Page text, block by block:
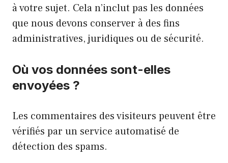
à votre sujet. Cela n’inclut pas les données
que nous devons conserver à des fins
administratives, juridiques ou de sécurité.
Où vos données sont-elles
envoyées ?
Les commentaires des visiteurs peuvent être
vérifiés par un service automatisé de
détection des spams.